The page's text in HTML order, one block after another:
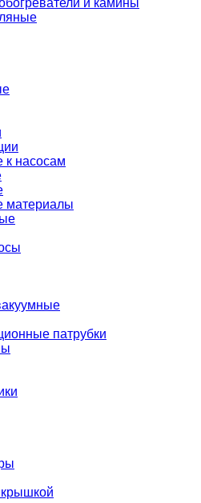
и камины
к насосам
материалы
патрубки
крышкой